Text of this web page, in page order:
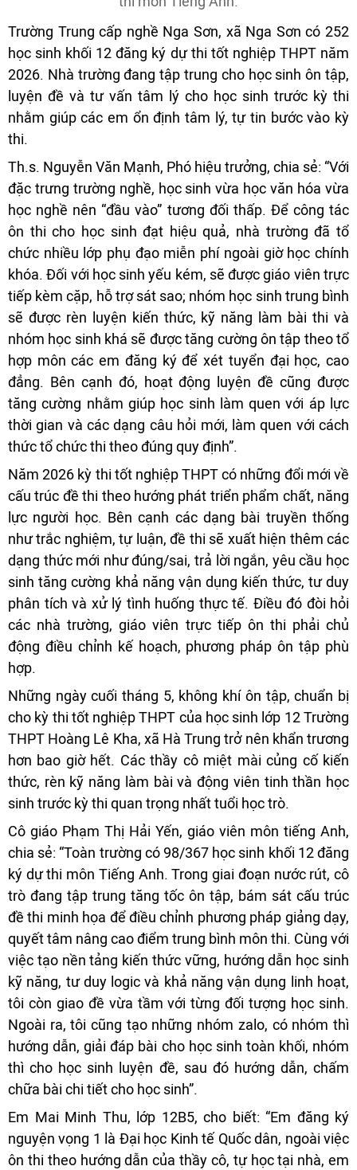
Trường Trung cấp nghề Nga Sơn, xã Nga Sơn có 252
học sinh khối 12 đăng ký dự thi tốt nghiệp THPT năm
2026. Nhà trường đang tập trung cho học sinh ôn tập,
luyện đề và tư vấn tâm lý cho học sinh trước kỳ thi
nhằm giúp các em ổn định tâm lý, tự tin bước vào kỳ
thi.
Th.s. Nguyễn Văn Mạnh, Phó hiệu trưởng, chia sẻ: “Với
đặc trưng trường nghề, học sinh vừa học văn hóa vừa
học nghề nên “đầu vào” tương đối thấp. Để công tác
ôn thi cho học sinh đạt hiệu quả, nhà trường đã tổ
chức nhiều lớp phụ đạo miễn phí ngoài giờ học chính
khóa. Đối với học sinh yếu kém, sẽ được giáo viên trực
tiếp kèm cặp, hỗ trợ sát sao; nhóm học sinh trung bình
sẽ được rèn luyện kiến thức, kỹ năng làm bài thi và
nhóm học sinh khá sẽ được tăng cường ôn tập theo tổ
hợp môn các em đăng ký để xét tuyển đại học, cao
đẳng. Bên cạnh đó, hoạt động luyện đề cũng được
tăng cường nhằm giúp học sinh làm quen với áp lực
thời gian và các dạng câu hỏi mới, làm quen với cách
thức tổ chức thi theo đúng quy định”.
Năm 2026 kỳ thi tốt nghiệp THPT có những đổi mới về
cấu trúc đề thi theo hướng phát triển phẩm chất, năng
lực người học. Bên cạnh các dạng bài truyền thống
như trắc nghiệm, tự luận, đề thi sẽ xuất hiện thêm các
dạng thức mới như đúng/sai, trả lời ngắn, yêu cầu học
sinh tăng cường khả năng vận dụng kiến thức, tư duy
phân tích và xử lý tình huống thực tế. Điều đó đòi hỏi
các nhà trường, giáo viên trực tiếp ôn thi phải chủ
động điều chỉnh kế hoạch, phương pháp ôn tập phù
hợp.
Những ngày cuối tháng 5, không khí ôn tập, chuẩn bị
cho kỳ thi tốt nghiệp THPT của học sinh lớp 12 Trường
THPT Hoàng Lê Kha, xã Hà Trung trở nên khẩn trương
hơn bao giờ hết. Các thầy cô miệt mài củng cố kiến
thức, rèn kỹ năng làm bài và động viên tinh thần học
sinh trước kỳ thi quan trọng nhất tuổi học trò.
Cô giáo Phạm Thị Hải Yến, giáo viên môn tiếng Anh,
chia sẻ: “Toàn trường có 98/367 học sinh khối 12 đăng
ký dự thi môn Tiếng Anh. Trong giai đoạn nước rút, cô
trò đang tập trung tăng tốc ôn tập, bám sát cấu trúc
đề thi minh họa để điều chỉnh phương pháp giảng dạy,
quyết tâm nâng cao điểm trung bình môn thi. Cùng với
việc tạo nền tảng kiến thức vững, hướng dẫn học sinh
kỹ năng, tư duy logic và khả năng vận dụng linh hoạt,
tôi còn giao đề vừa tầm với từng đối tượng học sinh.
Ngoài ra, tôi cũng tạo những nhóm zalo, có nhóm thì
hướng dẫn, giải đáp bài cho học sinh toàn khối, nhóm
thì cho học sinh luyện đề, sau đó hướng dẫn, chấm
chữa bài chi tiết cho học sinh”.
Em Mai Minh Thu, lớp 12B5, cho biết: “Em đăng ký
nguyện vọng 1 là Đại học Kinh tế Quốc dân, ngoài việc
ôn thi theo hướng dẫn của thầy cô, tự học tại nhà, em